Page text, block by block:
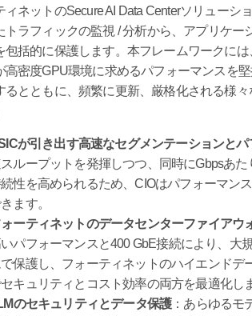
ィネットのSecure AI Data Centerソリュー
トラフィックの監視 / 分析から、アプリケ
包括的に保護します。本フレームワークに
高密度GPU環境に求めるパフォーマンスを
るとともに、頻繁に更新、厳格化される様
が引き出す高速なセグメンテーションと
ループットを発揮しつつ、同時にGbpsあ
性を高められるため、CIOはパフォーマン
ます。
ーティネットのデータセンターファイアウ
パフォーマンスと400 GbE接続により、大
で保護し、フォーティネットのハイエンド
キュリティとコスト効率の両方を最適化し
のセキュリティとデータ保護：あらゆるモ